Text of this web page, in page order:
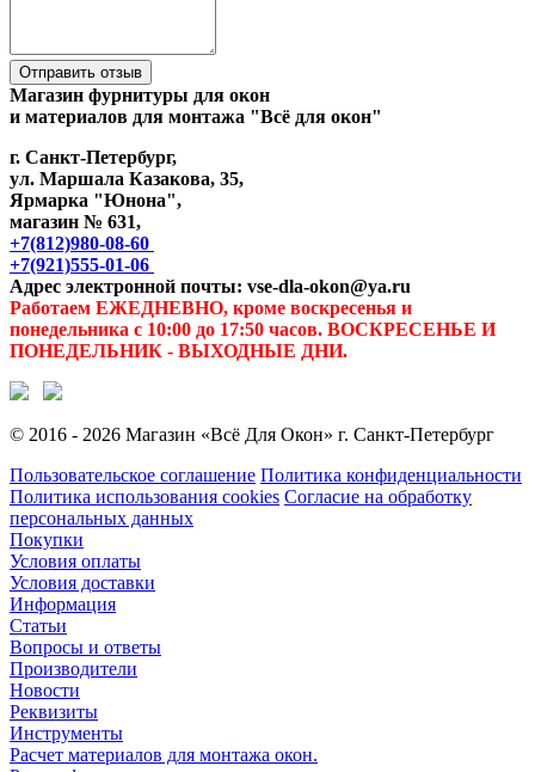
Отправить отзыв
Магазин фурнитуры для окон
и материалов для монтажа "Всё для окон"
г. Санкт-Петербург,
ул. Маршала Казакова, 35,
Ярмарка "Юнона",
магазин № 631,
+7(812)980-08-60
+7(921)555-01-06
Адрес электронной почты: vse-dla-okon@ya.ru
Работаем ЕЖЕДНЕВНО, кроме воскресенья и
понедельника с 10:00 до 17:50 часов. ВОСКРЕСЕНЬЕ И
ПОНЕДЕЛЬНИК - ВЫХОДНЫЕ ДНИ.
© 2016 - 2026 Магазин «Всё Для Окон» г. Санкт-Петербург
Пользовательское соглашение Политика конфиденциальности
Политика использования cookies Согласие на обработку
персональных данных
Покупки
Условия оплаты
Условия доставки
Информация
Статьи
Вопросы и ответы
Производители
Новости
Реквизиты
Инструменты
Расчет материалов для монтажа окон.